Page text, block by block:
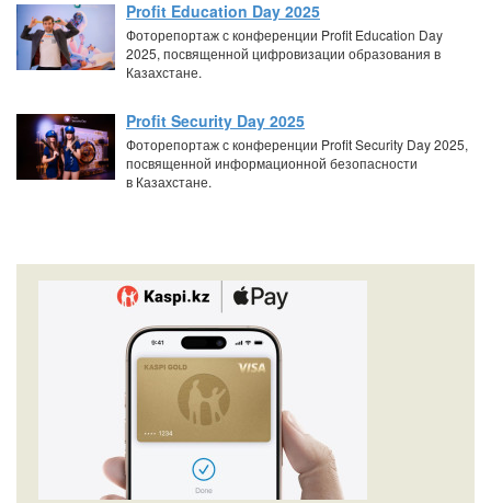
Profit Education Day 2025
Фоторепортаж с конференции Profit Education Day
2025, посвященной цифровизации образования в
Казахстане.
Profit Security Day 2025
Фоторепортаж с конференции Profit Security Day 2025,
посвященной информационной безопасности
в Казахстане.